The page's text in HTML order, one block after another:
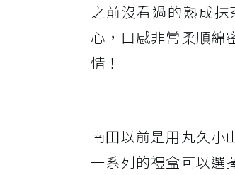
之前沒看過的熟成
心，口感非常柔順綿
情！
南田以前是用丸久小
一系列的禮盒可以選